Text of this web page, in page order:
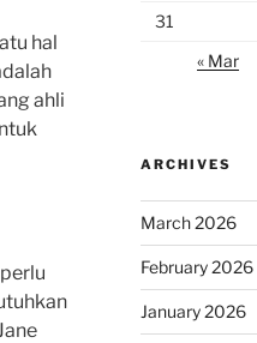
hal
ahli
31
« Mar
ARCHIVES
March 2026
February 2026
January 2026